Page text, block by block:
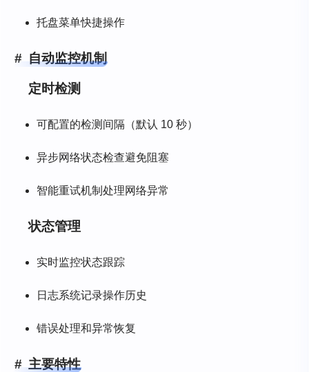
托盘菜单快捷操作
自动监控机制
定时检测
可配置的检测间隔（默认 10 秒）
异步网络状态检查避免阻塞
智能重试机制处理网络异常
状态管理
实时监控状态跟踪
日志系统记录操作历史
错误处理和异常恢复
主要特性